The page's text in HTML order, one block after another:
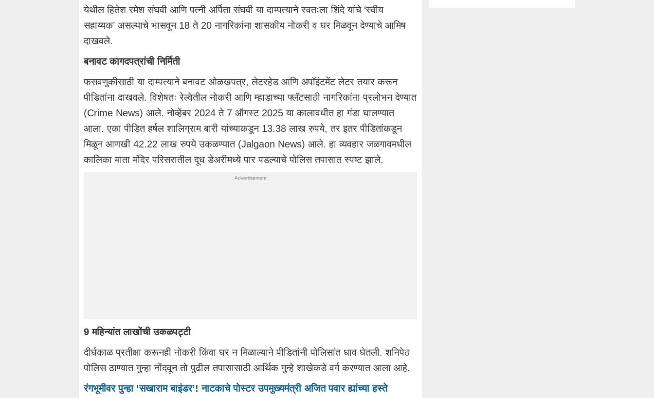
येथील हितेश रमेश संघवी आणि पत्नी अर्पिता संघवी या दाम्पत्याने स्वतःला शिंदे यांचे ‘स्वीय
सहाय्यक’ असल्याचे भासवून 18 ते 20 नागरिकांना शासकीय नोकरी व घर मिळवून देण्याचे आमिष
दाखवले.
बनावट कागदपत्रांची निर्मिती
फसवणुकीसाठी या दाम्पत्याने बनावट ओळखपत्र, लेटरहेड आणि अपॉइंटमेंट लेटर तयार करून
पीडितांना दाखवले. विशेषतः रेल्वेतील नोकरी आणि म्हाडाच्या फ्लॅटसाठी नागरिकांना प्रलोभन देण्यात
(Crime News) आले. नोव्हेंबर 2024 ते 7 ऑगस्ट 2025 या कालावधीत हा गंडा घालण्यात
आला. एका पीडित हर्षल शालिग्राम बारी यांच्याकडून 13.38 लाख रुपये, तर इतर पीडितांकडून
मिळून आणखी 42.22 लाख रुपये उकळण्यात (Jalgaon News) आले. हा व्यवहार जळगावमधील
कालिका माता मंदिर परिसरातील दूध डेअरीमध्ये पार पडल्याचे पोलिस तपासात स्पष्ट झाले.
9 महिन्यांत लाखोंची उकळपट्टी
दीर्घकाळ प्रतीक्षा करूनही नोकरी किंवा घर न मिळाल्याने पीडितांनी पोलिसांत धाव घेतली. शनिपेठ
पोलिस ठाण्यात गुन्हा नोंदवून तो पुढील तपासासाठी आर्थिक गुन्हे शाखेकडे वर्ग करण्यात आला आहे.
रंगभूमीवर पुन्हा ‘सखाराम बाइंडर’! नाटकाचे पोस्टर उपमुख्यमंत्री अजित पवार ह्यांच्या हस्ते